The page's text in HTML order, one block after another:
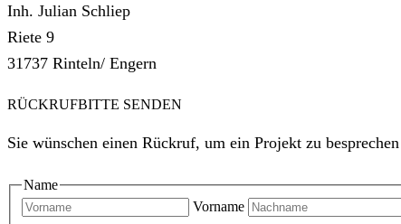
Inh. Julian Schliep
Riete 9
31737 Rinteln/ Engern
RÜCKRUFBITTE SENDEN
Sie wünschen einen Rückruf, um ein Projekt zu
Name
Vorname